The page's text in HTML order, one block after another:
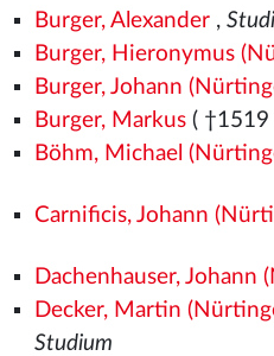
Burger, Alexander,
Burger, Hieronymus
Burger, Johann
Burger, Markus( †1519
Böhm, Michael
Carnificis, Johann
Dachenhauser, Johann
Decker, Martin
Studium